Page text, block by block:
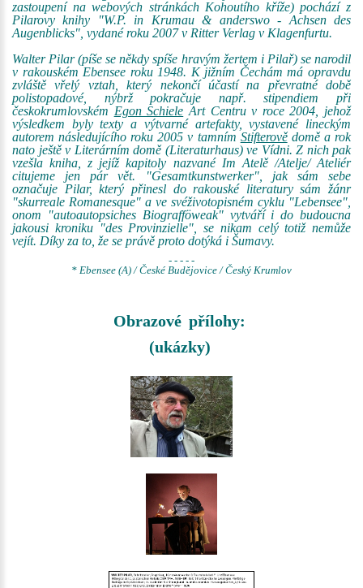
zastoupení na webových stránkách Kohoutího kříže) pochází z
Pilarovy knihy "W.P. in Krumau & anderswo - Achsen des
Augenblicks", vydané roku 2007 v Ritter Verlag v Klagenfurtu.
Walter Pilar (píše se někdy spíše hravým žertem i Pilař) se narodil
v rakouském Ebensee roku 1948. K jižním Čechám má opravdu
zvláště vřelý vztah, který nekončí účastí na převratné době
polistopadové, nýbrž pokračuje např. stipendiem při
českokrumlovském Egon Schiele Art Centru v roce 2004, jehož
výsledkem byly texty a výtvarné artefakty, vystavené lineckým
autorem následujícího roku 2005 v tamním Stifterovědomě a rok
nato ještě v Literárním domě (Literaturhaus) ve Vídni. Z nich pak
vzešla kniha, z jejíž kapitoly nazvané Im Atelě /Atelje/ Ateliér
citujeme jen pár vět. "Gesamtkunstwerker", jak sám sebe
označuje Pilar, který přinesl do rakouské literatury sám žánr
"skurreale Romanesque" a ve svéživotopisném cyklu "Lebensee",
onom "autoautopsiches Biografföweak" vytváří i do budoucna
jakousi kroniku "des Provinzielle", se nikam celý totiž nemůže
vejít. Díky za to, že se právě proto dotýká i Šumavy.
- - - - -
* Ebensee (A) / České Budějovice / Český Krumlov
Obrazové přílohy:
(ukázky)